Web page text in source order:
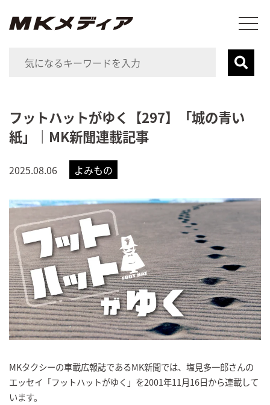
フットハットがゆく【297】「城の青い
紙」｜MK新聞連載記事
2025.08.06 よみもの
MKタクシーの車載広報誌であるMK新聞では、塩見多一郎さんの
エッセイ「フットハットがゆく」を2001年11月16日から連載して
います。